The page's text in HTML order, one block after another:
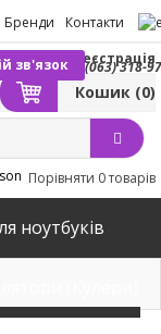
Бренди Контакти
(063) 318-
зв'язок
Вхід Реєстрація
Кошик (0)
Порівняти 0 товарів
ноутбуків
(Кулери)